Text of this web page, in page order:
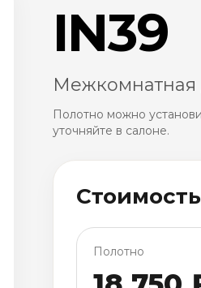
IN39
Межкомнатная
Полотно можно
уточняйте в салоне.
Стоимость
Полотно